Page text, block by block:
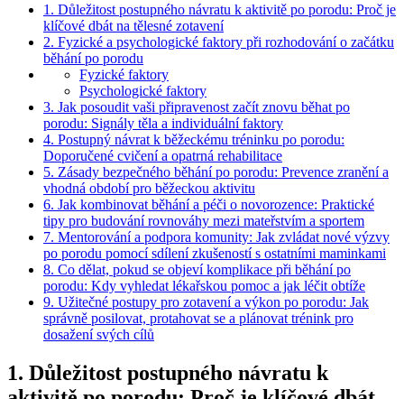
1. Důležitost postupného návratu k aktivitě po porodu: Proč je
klíčové dbát na tělesné zotavení
2. Fyzické a psychologické faktory při rozhodování o začátku
běhání po porodu
Fyzické faktory
Psychologické faktory
3. Jak posoudit vaši připravenost začít znovu běhat po
porodu: Signály těla a individuální faktory
4. Postupný návrat k běžeckému tréninku po porodu:
Doporučené cvičení a opatrná rehabilitace
5. Zásady bezpečného běhání po porodu: Prevence zranění a
vhodná období pro běžeckou aktivitu
6. Jak kombinovat běhání a péči o novorozence: Praktické
tipy pro budování rovnováhy mezi mateřstvím a sportem
7. Mentorování a podpora komunity: Jak zvládat nové výzvy
po porodu pomocí sdílení zkušeností s ostatními maminkami
8. Co dělat, pokud se objeví komplikace při běhání po
porodu: Kdy vyhledat lékařskou pomoc a jak léčit obtíže
9. Užitečné postupy pro zotavení a výkon po porodu: Jak
správně posilovat, protahovat se a plánovat trénink pro
dosažení svých cílů
1. Důležitost postupného návratu k